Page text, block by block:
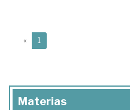
« 1
Materias